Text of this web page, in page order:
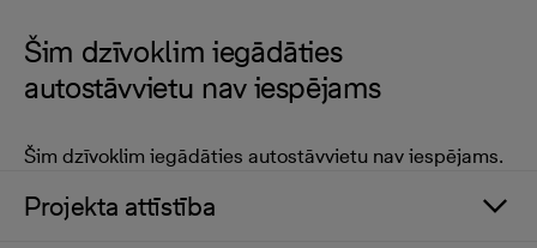
Šim dzīvoklim iegādāties
autostāvvietu nav iespējams
Šim dzīvoklim iegādāties autostāvvietu nav iespējams.
Projekta attīstība